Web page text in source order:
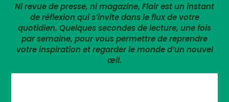
Ni revue de presse, ni magazine, Flair est un instant
de réflexion qui s’invite dans le flux de votre
quotidien. Quelques secondes de lecture, une fois
par semaine, pour vous permettre de reprendre
votre inspiration et regarder le monde d’un nouvel
œil.